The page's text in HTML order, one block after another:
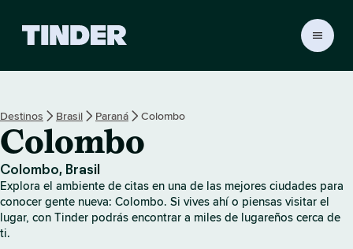
o
d
e
i
n
d
Destinos Brasil Paraná Colombo
Colombo
Colombo, Brasil
Explora el ambiente de citas en una de las mejores ciudades para
conocer gente nueva: Colombo. Si vives ahí o piensas visitar el
lugar, con Tinder podrás encontrar a miles de lugareños cerca de
ti.